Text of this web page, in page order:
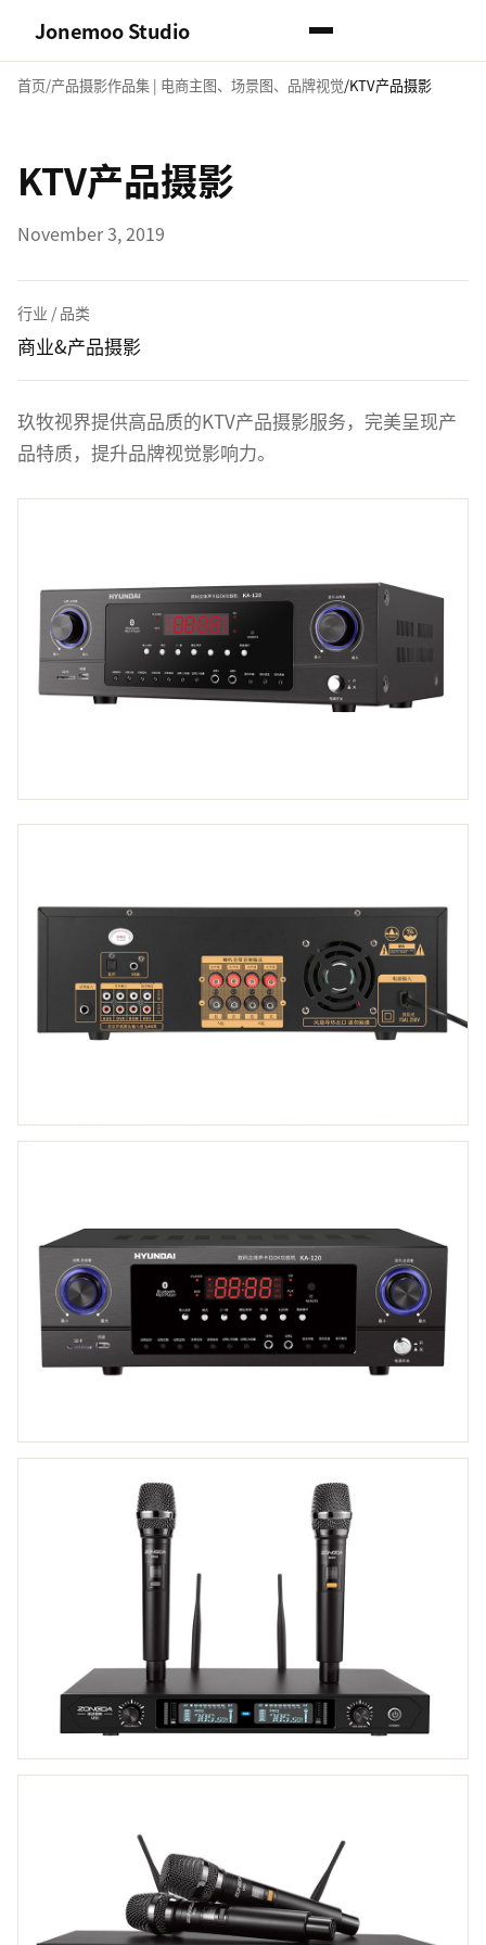
Jonemoo Studio
首页 产品摄影作品集 | 电商主图、场景图、品牌视觉 KTV产品摄影
KTV产品摄影
November 3, 2019
行业 / 品类
商业&产品摄影
玖牧视界提供高品质的KTV产品摄影服务，完美呈现产
品特质，提升品牌视觉影响力。